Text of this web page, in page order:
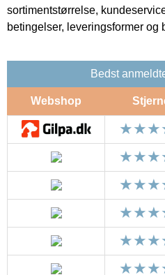
sortimentstørrelse,
betingelser, leveringsformer og
Bedst
Webshop